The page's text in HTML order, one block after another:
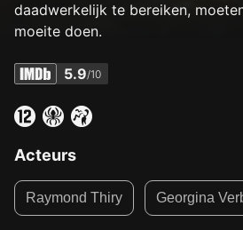
daadwerkelijk te bereiken,
moeite doen.
5.9/10
Acteurs
Raymond Thiry Georgina